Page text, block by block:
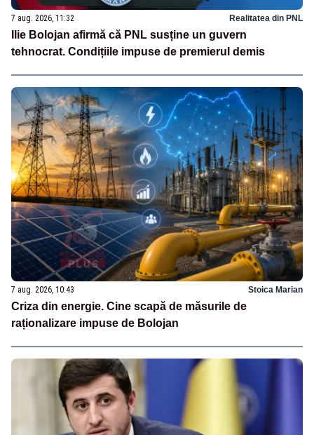
7 aug. 2026, 11:32 Realitatea din PNL
Ilie Bolojan afirmă că PNL susține un guvern
tehnocrat. Condițiile impuse de premierul demis
7 aug. 2026, 10:43 Stoica Marian
Criza din energie. Cine scapă de măsurile de
raționalizare impuse de Bolojan